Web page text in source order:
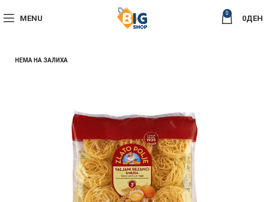
MENU
0
0ДЕН
НЕМА НА ЗАЛИХА